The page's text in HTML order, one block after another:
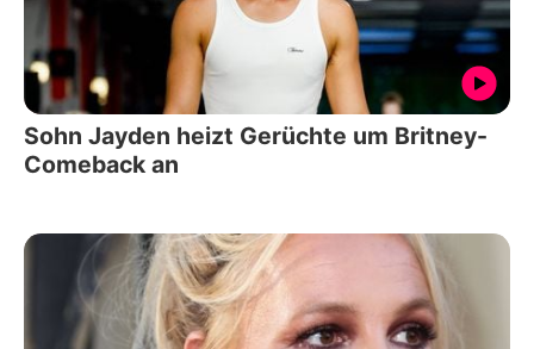
Sohn Jayden heizt Gerüchte um Britney-
Comeback an